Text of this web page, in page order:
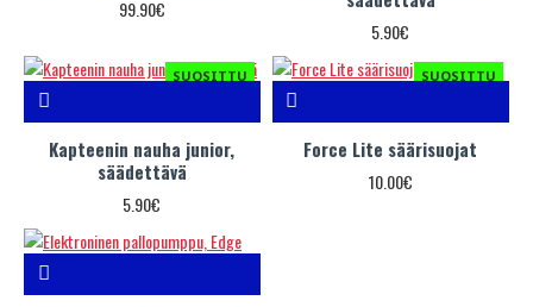
99.90€
5.90€
SUOSITTU
Kapteenin nauha junior,
säädettävä
5.90€
SUOSITTU
Force Lite säärisuojat
10.00€